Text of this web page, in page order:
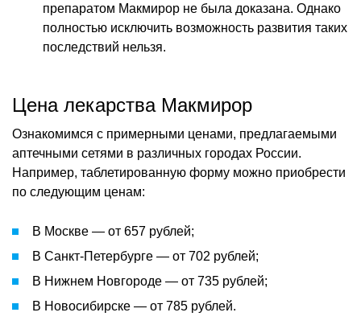
препаратом Макмирор не была доказана. Однако
полностью исключить возможность развития таких
последствий нельзя.
Цена лекарства Макмирор
Ознакомимся с примерными ценами, предлагаемыми
аптечными сетями в различных городах России.
Например, таблетированную форму можно приобрести
по следующим ценам:
В Москве — от 657 рублей;
В Санкт-Петербурге — от 702 рублей;
В Нижнем Новгороде — от 735 рублей;
В Новосибирске — от 785 рублей.